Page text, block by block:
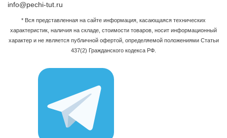
info@pechi-tut.ru
* Вся представленная на сайте информация, касающаяся технических
характеристик, наличия на складе, стоимости товаров, носит информационный
характер и не является публичной офертой, определяемой положениями Статьи
437(2) Гражданского кодекса РФ.